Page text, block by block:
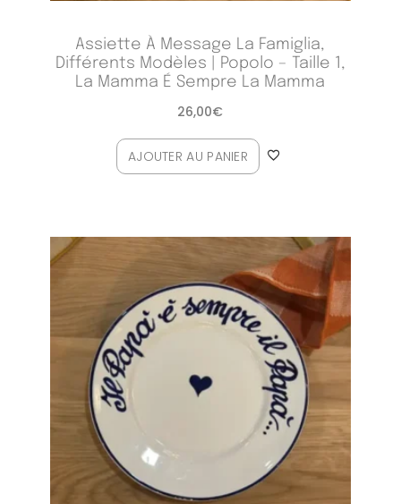
Assiette À Message La Famiglia,
Différents Modèles | Popolo – Taille 1,
La Mamma É Sempre La Mamma
26,00€
AJOUTER AU PANIER